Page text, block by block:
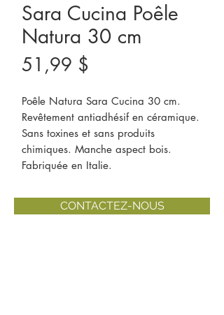
Sara Cucina Poêle
Natura 30 cm
51,99 $
Poêle Natura Sara Cucina 30 cm.
Revêtement antiadhésif en céramique.
Sans toxines et sans produits
chimiques. Manche aspect bois.
Fabriquée en Italie.
CONTACTEZ-NOUS